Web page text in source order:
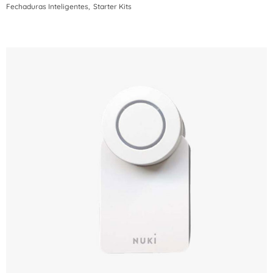
Fechaduras Inteligentes Starter Kits